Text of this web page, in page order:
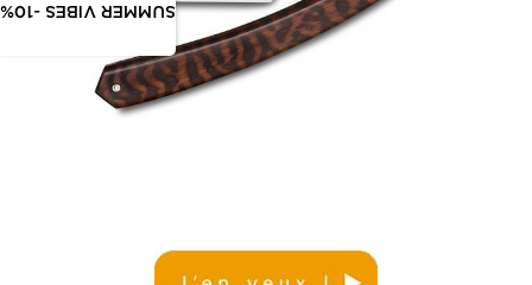
SUMMER VIBES -10%